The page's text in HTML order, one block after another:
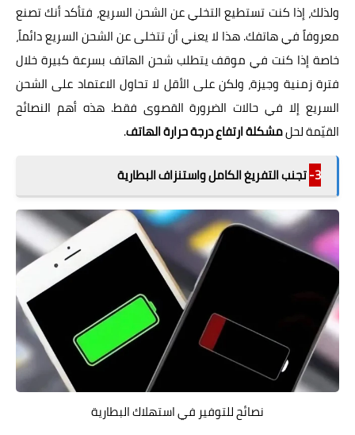
ولذلك، إذا كنت تستطيع التخلي عن الشحن السريع، فتأكد أنك تصنع
معروفاً في هاتفك. هذا لا يعني أن تتخلى عن الشحن السريع دائماً،
خاصة إذا كنت في موقف يتطلب شحن الهاتف بسرعة كبيرة خلال
فترة زمنية وجيزة، ولكن على الأقل لا تحاول الاعتماد على الشحن
السريع إلا في حالات الضرورة القصوى فقط. هذه أهم النصائح
القيّمة لحلمشكلة ارتفاع درجة حرارة الهاتف.
3- تجنب التفريغ الكامل واستنزاف البطارية
نصائح للتوفير في استهلاك البطارية